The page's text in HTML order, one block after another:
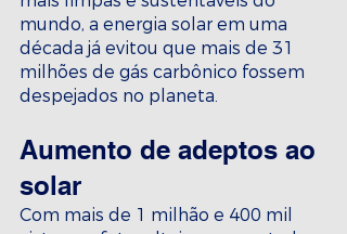
mundo, a energia solar em uma
década já evitou que mais de 31
milhões de gás carbônico fossem
despejados no planeta.
Aumento de adeptos ao
solar
Com mais de 1 milhão e 400 mil